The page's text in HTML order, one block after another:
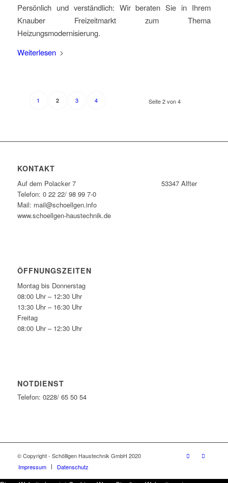
Persönlich und verständlich: Wir beraten Sie in Ihrem
Knauber Freizeitmarkt zum Thema
Heizungsmodernisierung.
Weiterlesen
Seite 2 von 4
1 2 3 4
KONTAKT
Auf dem Polacker 7 53347 Alfter
Telefon: 0 22 22/ 98 99 7-0
Mail: mail@schoellgen.info
www.schoellgen-haustechnik.de
ÖFFNUNGSZEITEN
Montag bis Donnerstag
08:00 Uhr – 12:30 Uhr
13:30 Uhr – 16:30 Uhr
Freitag
08:00 Uhr – 12:30 Uhr
NOTDIENST
Telefon: 0228/ 65 50 54
© Copyright - Schölllgen Haustechnik GmbH 2020
Impressum
Datenschutz